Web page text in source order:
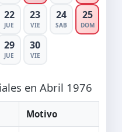
22
JUE
23
VIE
24
SAB
25
DOM
29
JUE
30
VIE
en Abril 1976
Motivo